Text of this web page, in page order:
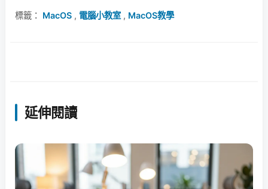
標籤： MacOS , 電腦小教室 , MacOS教學
延伸閱讀